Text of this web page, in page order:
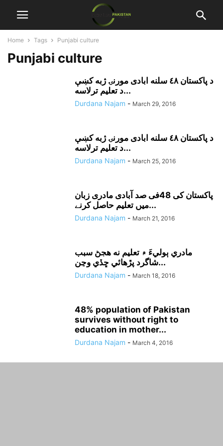
Home Tags Punjabi culture
Punjabi culture
د پاکستان ٤٨ سلنه ابادى مورنۍ ژبه کښې
د تعليم ترلاسه...
Durdana Najam - March 29, 2016
د پاکستان ٤٨ سلنه ابادى مورنۍ ژبه کښې
د تعليم ترلاسه...
Durdana Najam - March 25, 2016
پاکستان کی 48فی صد آبادی مادری زبان
میں تعلیم حاصل کرنے...
Durdana Najam - March 21, 2016
مادري ٻوليءَ ۾ تعليم نه هجڻ سبب
شاگرد پڙهائي ڇڏي وڃن...
Durdana Najam - March 18, 2016
48% population of Pakistan
survives without right to
education in mother...
Durdana Najam - March 4, 2016